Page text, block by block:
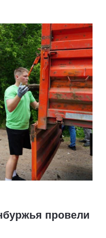
провели